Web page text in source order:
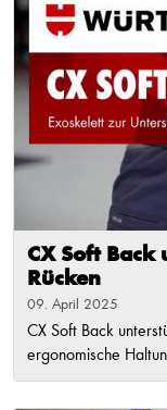
CX Soft
Rücken
09. April 2025
CX Soft Back
ergonomische